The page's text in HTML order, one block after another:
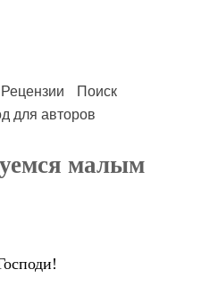
Рецензии
Поиск
для авторов
малым